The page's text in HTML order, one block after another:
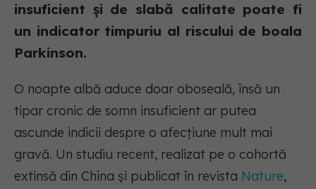
insuficient și de slabă calitate poate fi
un indicator timpuriu al riscului de boala
Parkinson.
O noapte albă aduce doar oboseală, însă un
tipar cronic de somn insuficient ar putea
ascunde indicii despre o afecțiune mult mai
gravă. Un studiu recent, realizat pe o cohortă
extinsă din China și publicat în revista Nature,